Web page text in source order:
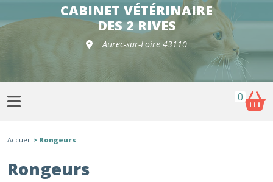
CABINET VÉTÉRINAIRE
DES 2 RIVES
Aurec-sur-Loire 43110
0
Accueil > Rongeurs
Rongeurs